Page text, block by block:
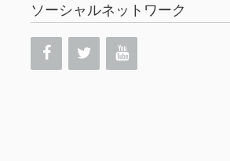
ソーシャルネットワーク